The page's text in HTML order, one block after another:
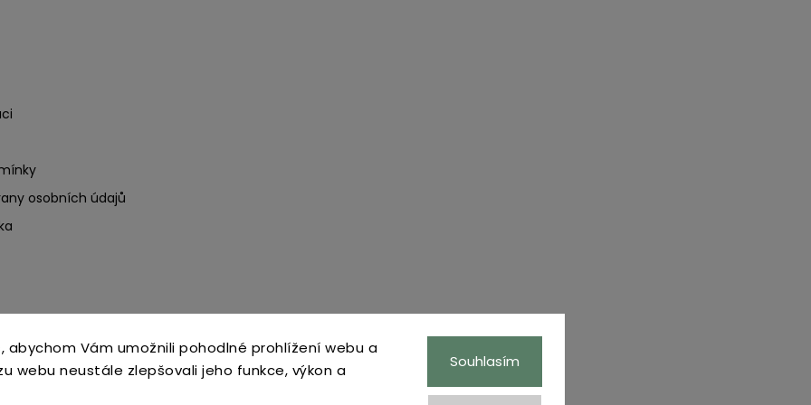
abychom Vám umožnili pohodlné prohlížení webu a
webu neustále zlepšovali jeho funkce, výkon a
Souhlasím
osobních údajů
Copyright 2026Ecoteeno. Všechna práva vyhrazena.
Upravit nastavení cookies